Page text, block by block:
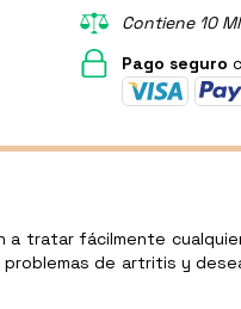
Contiene 10
Pago seguro
tratar fácilmente
de artritis y